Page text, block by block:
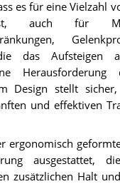
es für eine Vielzahl
auch für
das Aufsteigen
Herausforderung
Design stellt
und effektiven
ergonomisch
ausgestattet,
zusätzlichen Halt